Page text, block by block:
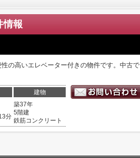
情報
の高いエレベーター付きの物件です。中古で
建物
分
築37年
5階建
鉄筋コンクリート